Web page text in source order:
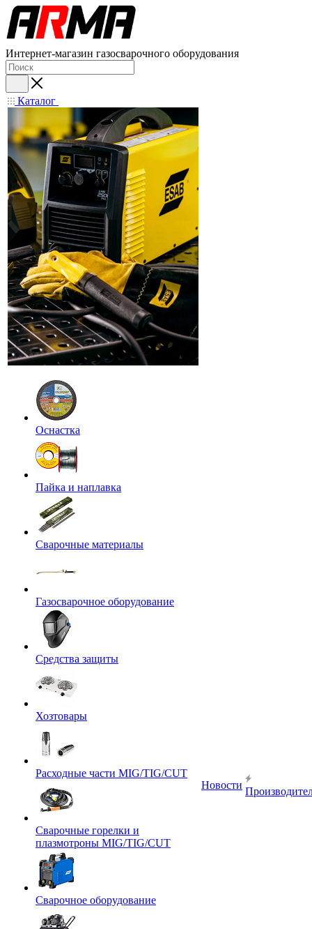
Интернет-магазин газосварочного оборудования
Каталог
Оснастка
Пайка и наплавка
Сварочные материалы
Газосварочное оборудование
Средства защиты
Хозтовары
Расходные части MIG/TIG/CUT
Сварочные горелки и
плазмотроны MIG/TIG/CUT
Сварочное оборудование
Новости